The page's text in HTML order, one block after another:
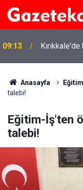
09:13
Anasayfa Eğitim
talebi!
Eğitim-İş'ten
talebi!